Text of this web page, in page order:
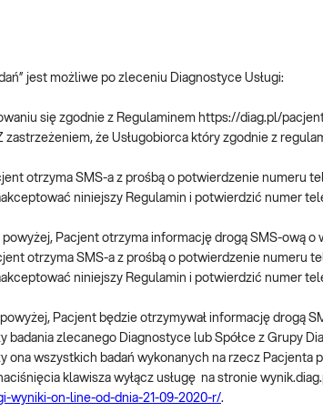
jest możliwe po zleceniu Diagnostyce Usługi:
się zgodnie z Regulaminem https://diag.pl/
zastrzeżeniem, że Usługobiorca który zgodnie z
otrzyma SMS-a z prośbą o potwierdzenie
niniejszy Regulamin i potwierdzić numer
Pacjent otrzyma informację drogą SMS-ową
otrzyma SMS-a z prośbą o potwierdzenie
niniejszy Regulamin i potwierdzić numer
Pacjent będzie otrzymywał informację drogą
badania zlecanego Diagnostyce lub Spółce z Grupy
ona wszystkich badań wykonanych na rzecz Pacjenta
klawisza wyłącz usługę na stronie
wyniki-on-line-od-dnia-21-09-2020-r/.